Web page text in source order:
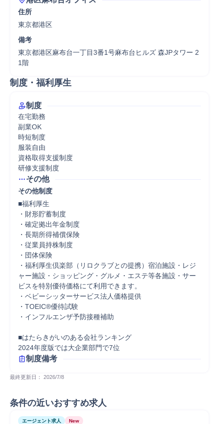
住所
東京都港区
備考
東京都港区麻布台一丁目3番1号麻布台ヒルズ 森JPタワー 2
1階
制度・福利厚生
制度
在宅勤務
副業OK
時短制度
服装自由
資格取得支援制度
研修支援制度
その他
その他制度
■福利厚生
・財形貯蓄制度
・確定拠出年金制度
・長期所得補償保険
・従業員持株制度
・団体保険
・福利厚生倶楽部（リロクラブとの提携）宿泊施設・レジ
ャー施設・ショッピング・グルメ・エステ等各施設・サー
ビスを特別優待価格にて利用できます。
・ベビーシッターサービス法人価格提供
・TOEIC®優待試験
・インフルエンザ予防接種補助
■はたらきがいのある会社ランキング
2024年度版では大企業部門で7位
制度備考
最終更新日： 2026/7/8
条件の近いおすすめ求人
エージェント求人 New